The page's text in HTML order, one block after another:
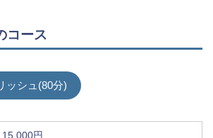
コース
ッシュ(80分)
15,000円